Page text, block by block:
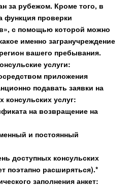
за рубежом. Кроме того, в
функция проверки
с помощью которой можно
именно загранучреждение
вашего пребывания.
услуги:
приложения
подавать заявки на
услуг:
на возвращение на
и постоянный
доступных консульских
поэтапно расширяться).*
заполнения анкет: